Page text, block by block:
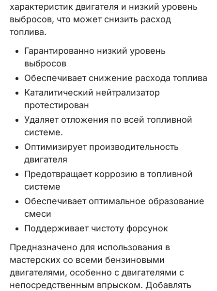
характеристик двигателя и низкий уровень
выбросов, что может снизить расход
топлива.
Гарантированно низкий уровень
выбросов
Обеспечивает снижение расхода топлива
Каталитический нейтрализатор
протестирован
Удаляет отложения по всей топливной
системе.
Оптимизирует производительность
двигателя
Предотвращает коррозию в топливной
системе
Обеспечивает оптимальное образование
смеси
Поддерживает чистоту форсунок
Предназначено для использования в
мастерских со всеми бензиновыми
двигателями, особенно с двигателями с
непосредственным впрыском. Добавлять